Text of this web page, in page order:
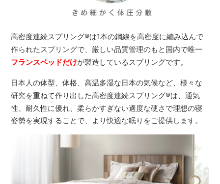
高密度連続スプリング®は1本の鋼線を高密度に編み込んで
作られたスプリングで、厳しい品質管理のもと国内で唯一
フランスベッドだけが製造しているスプリングです。
日本人の体型、体格、高温多湿な日本の気候など、様々な
研究を重ねて作り出した高密度連続スプリング®は、通気
性、耐久性に優れ、柔らかすぎない適度な硬さで理想の寝
姿勢を実現することで、より快適な眠りをご提供します。